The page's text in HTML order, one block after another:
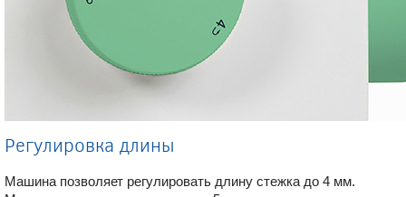
Регулировка длины
Машина позволяет регулировать длину стежка до 4 мм.